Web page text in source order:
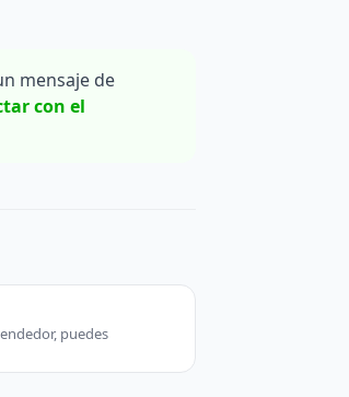
mensaje de
con el
puedes